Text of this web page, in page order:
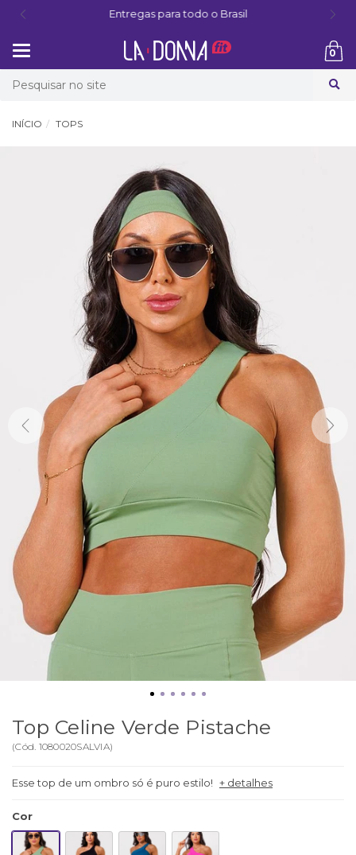
Entregas para todo o Brasil
navegação
0
INÍCIO TOPS
Top Celine Verde Pistache
(Cód. 1080020SALVIA)
Esse top de um ombro só é puro estilo! + detalhes
Cor